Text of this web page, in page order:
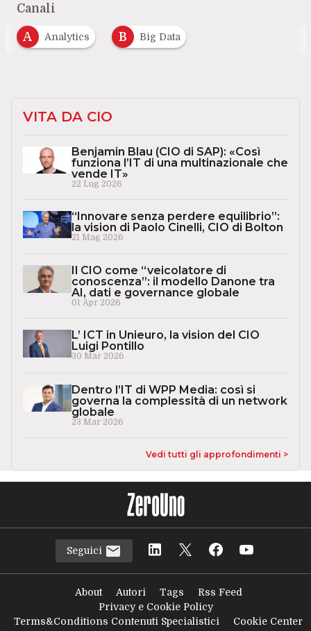
Canali
A Analytics B Big Data
VITA DA CIO
Benjamin Blau (CIO di SAP): «Così
funziona l’IT di una multinazionale che
vende IT»
22 Lug 2026
“Innovare senza perdere equilibrio”:
la vision di Paolo Cinelli, CIO di Bolton
21 Mag 2026
Il CIO come “veicolatore di
conoscenza”: il modello Danone tra
AI, dati e governance globale
01 Apr 2026
L’ ICT in Unieuro, la vision del CIO
Luigi Pontillo
30 Mar 2026
Dentro l’IT di WPP Media: così si
governa la complessità di un network
globale
23 Mar 2026
Vedi tutti gli approfondimenti >
Seguici
About Autori Tags
Rss Feed
Privacy e Cookie Policy
Terms&Conditions Contenuti Specialistici
Cookie Center